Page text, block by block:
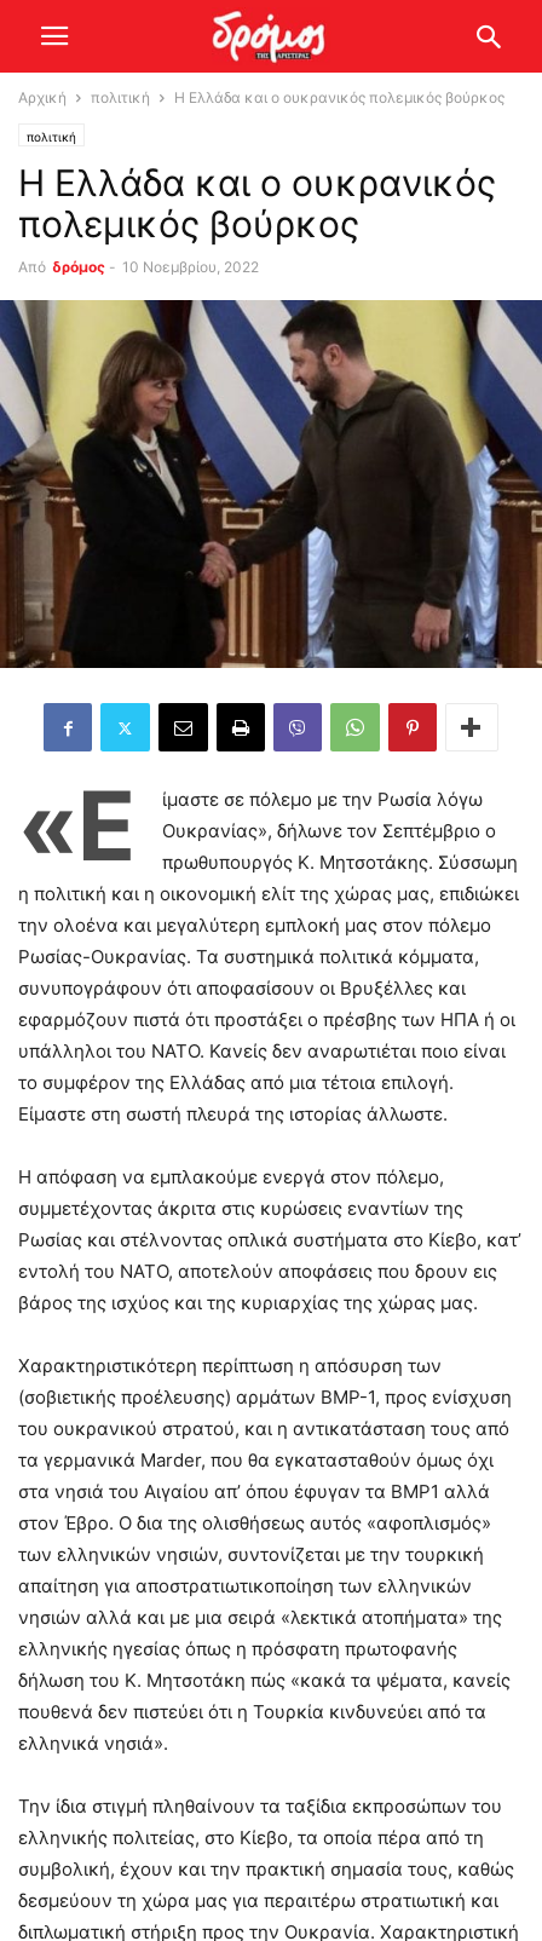
Αρχική πολιτική Η Ελλάδα και ο ουκρανικός πολεμικός βούρκος
πολιτική
Η Ελλάδα και ο ουκρανικός
πολεμικός βούρκος
Από δρόμος - 10 Νοεμβρίου, 2022
«Ε
ίμαστε σε πόλεμο με την Ρωσία λόγω
Ουκρανίας», δήλωνε τον Σεπτέμβριο ο
πρωθυπουργός Κ. Μητσοτάκης. Σύσσωμη
η πολιτική και η οικονομική ελίτ της χώρας μας, επιδιώκει
την ολοένα και μεγαλύτερη εμπλοκή μας στον πόλεμο
Ρωσίας-Ουκρανίας. Τα συστημικά πολιτικά κόμματα,
συνυπογράφουν ότι αποφασίσουν οι Βρυξέλλες και
εφαρμόζουν πιστά ότι προστάξει ο πρέσβης των ΗΠΑ ή οι
υπάλληλοι του ΝΑΤΟ. Κανείς δεν αναρωτιέται ποιο είναι
το συμφέρον της Ελλάδας από μια τέτοια επιλογή.
Είμαστε στη σωστή πλευρά της ιστορίας άλλωστε.
Η απόφαση να εμπλακούμε ενεργά στον πόλεμο,
συμμετέχοντας άκριτα στις κυρώσεις εναντίων της
Ρωσίας και στέλνοντας οπλικά συστήματα στο Κίεβο, κατ’
εντολή του ΝΑΤΟ, αποτελούν αποφάσεις που δρουν εις
βάρος της ισχύος και της κυριαρχίας της χώρας μας.
Χαρακτηριστικότερη περίπτωση η απόσυρση των
(σοβιετικής προέλευσης) αρμάτων BMP-1, προς ενίσχυση
του ουκρανικού στρατού, και η αντικατάσταση τους από
τα γερμανικά Marder, που θα εγκατασταθούν όμως όχι
στα νησιά του Αιγαίου απ’ όπου έφυγαν τα BMP1 αλλά
στον Έβρο. Ο δια της ολισθήσεως αυτός «αφοπλισμός»
των ελληνικών νησιών, συντονίζεται με την τουρκική
απαίτηση για αποστρατιωτικοποίηση των ελληνικών
νησιών αλλά και με μια σειρά «λεκτικά ατοπήματα» της
ελληνικής ηγεσίας όπως η πρόσφατη πρωτοφανής
δήλωση του Κ. Μητσοτάκη πώς «κακά τα ψέματα, κανείς
πουθενά δεν πιστεύει ότι η Τουρκία κινδυνεύει από τα
ελληνικά νησιά».
Την ίδια στιγμή πληθαίνουν τα ταξίδια εκπροσώπων του
ελληνικής πολιτείας, στο Κίεβο, τα οποία πέρα από τη
συμβολική, έχουν και την πρακτική σημασία τους, καθώς
δεσμεύουν τη χώρα μας για περαιτέρω στρατιωτική και
διπλωματική στήριξη προς την Ουκρανία. Χαρακτηριστική